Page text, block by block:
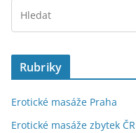
Rubriky
Erotické masáže Praha
Erotické masáže zbytek ČR